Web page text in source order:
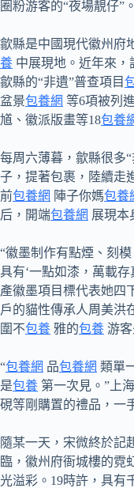
圈粉游客的“夜場靚仔”。
歙縣是中國現代徽州府
養 中展現地。近年來
歙縣的“非遺”普查項目
盆景包養網 等6項被列
馗、徽派版畫等18包養
每周六薄暮，歙縣很多
子，提著包裹，陸續走
前包養網 陣子你媽包養
后，開端包養網 展現本
“徽墨制作有點煙、刻
具有‘一點如漆，萬載
產徽墨項目標代表她四
戶的貓性傳承人周美洪
圍不包養 雅的包養 游
“包養網 品包養網 類單
是包養 第一次見。”上
硯等剛購置的禮品，一
隨某一天，宋微終於記
臨，徽州府衙城樓的霓
光溢彩。19時許，具有